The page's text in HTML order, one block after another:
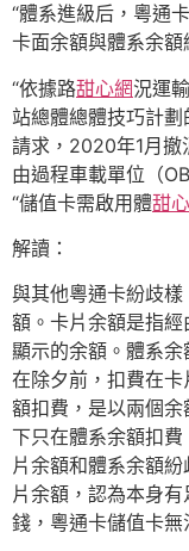
“體系進級后，粵通
卡面余額與體系余
“依據路甜心網況運
站總體總體技巧計
請求，2020年1月撤
由過程車載單位（
“儲值卡需啟用體甜
解讀：
與其他粵通卡紛歧
額。卡片余額是指
顯示的余額。體系余
在除夕前，扣費在
額扣費，是以兩個
下只在體系余額扣
片余額和體系余額
片余額，認為本身
錢，粵通卡儲值卡無